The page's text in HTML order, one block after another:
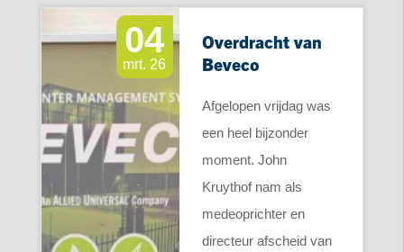
04
mrt. 26
Overdracht van
Beveco
Afgelopen vrijdag was
een heel bijzonder
moment. John
Kruythof nam als
medeoprichter en
directeur afscheid van